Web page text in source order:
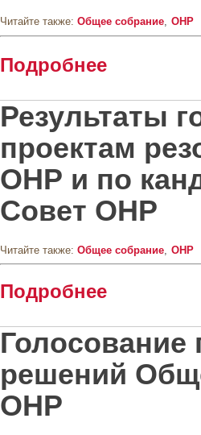
Читайте также: Общее собрание ОНР
Подробнее
Результаты
проектам
ОНР и по
Совет ОНР
Читайте также: Общее собрание ОНР
Подробнее
Голосование
решений
ОНР